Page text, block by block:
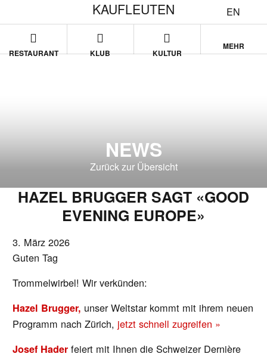
EN
KAUFLEUTEN
RESTAURANT KLUB KULTUR
MEHR
NEWS
Zurück zur Übersicht
HAZEL BRUGGER SAGT «GOOD
EVENING EUROPE»
3. März 2026
Guten Tag
Trommelwirbel! Wir verkünden:
Hazel Brugger, unser Weltstar kommt mit ihrem neuen
Programm nach Zürich, jetzt schnell zugreifen »
Josef Hader feiert mit Ihnen die Schweizer Dernière